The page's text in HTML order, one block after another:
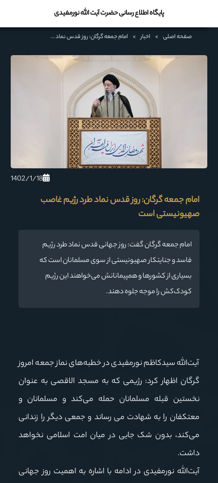
پایگاه اطلاع رسانی حضرت آیت الله نورمفیدی
صفحه اصلی > اخبار > امام جمعه گرگان: روز قدس نماد طرد رژیم غاصب صهیونیستی است
1402/1/18
امام جمعه گرگان: روز قدس نماد طرد رژیم غاصب
صهیونیستی است
امام جمعه گرگان گفت: روز جهانی قدس نماد طرد رژیم
فاسد و جنایتکار صهیونیستی از سوی مسلمانان است که
بسیاری از کشورها و همپیمانانش می‌خواهند این رژیم
کودک‌کش را موجه جلوه دهند.
آیت‌الله سیدکاظم نورمفیدی در خطبه‌های نماز جمعه امروز
گرگان اظهار کرد: رژیمی که به مسجد الاقصی به عنوان
نخستین قبله مسلمانان حمله می‌کند و مسلمانان و
معتکفان را به شهادت می رساند و جمعی دیگر را زندانی
می‌کند، بدون شک جایی در میان امت اسلامی نخواهد
داشت.
آیت‌الله نورمفیدی در ادامه با اشاره به اهمیت روز جهانی